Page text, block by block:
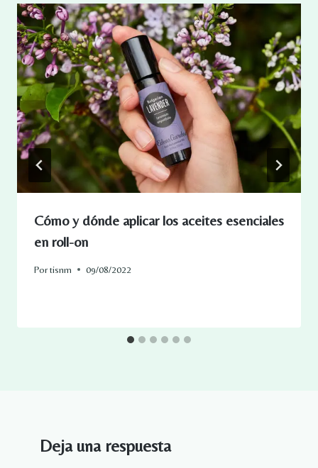
Cómo y dónde aplicar los aceites esenciales
en roll-on
Portisnm 09/08/2022
Deja una respuesta